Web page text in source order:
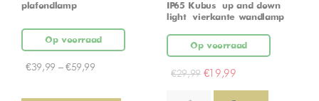
plafondlamp
Op voorraad
€39,99 –€59,99
IP65 Kubus – up and down
light – vierkante wandlamp
Op voorraad
€29,99 €19,99